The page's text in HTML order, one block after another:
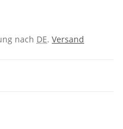
nach DE. Versand